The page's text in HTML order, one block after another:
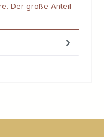
Der große Anteil